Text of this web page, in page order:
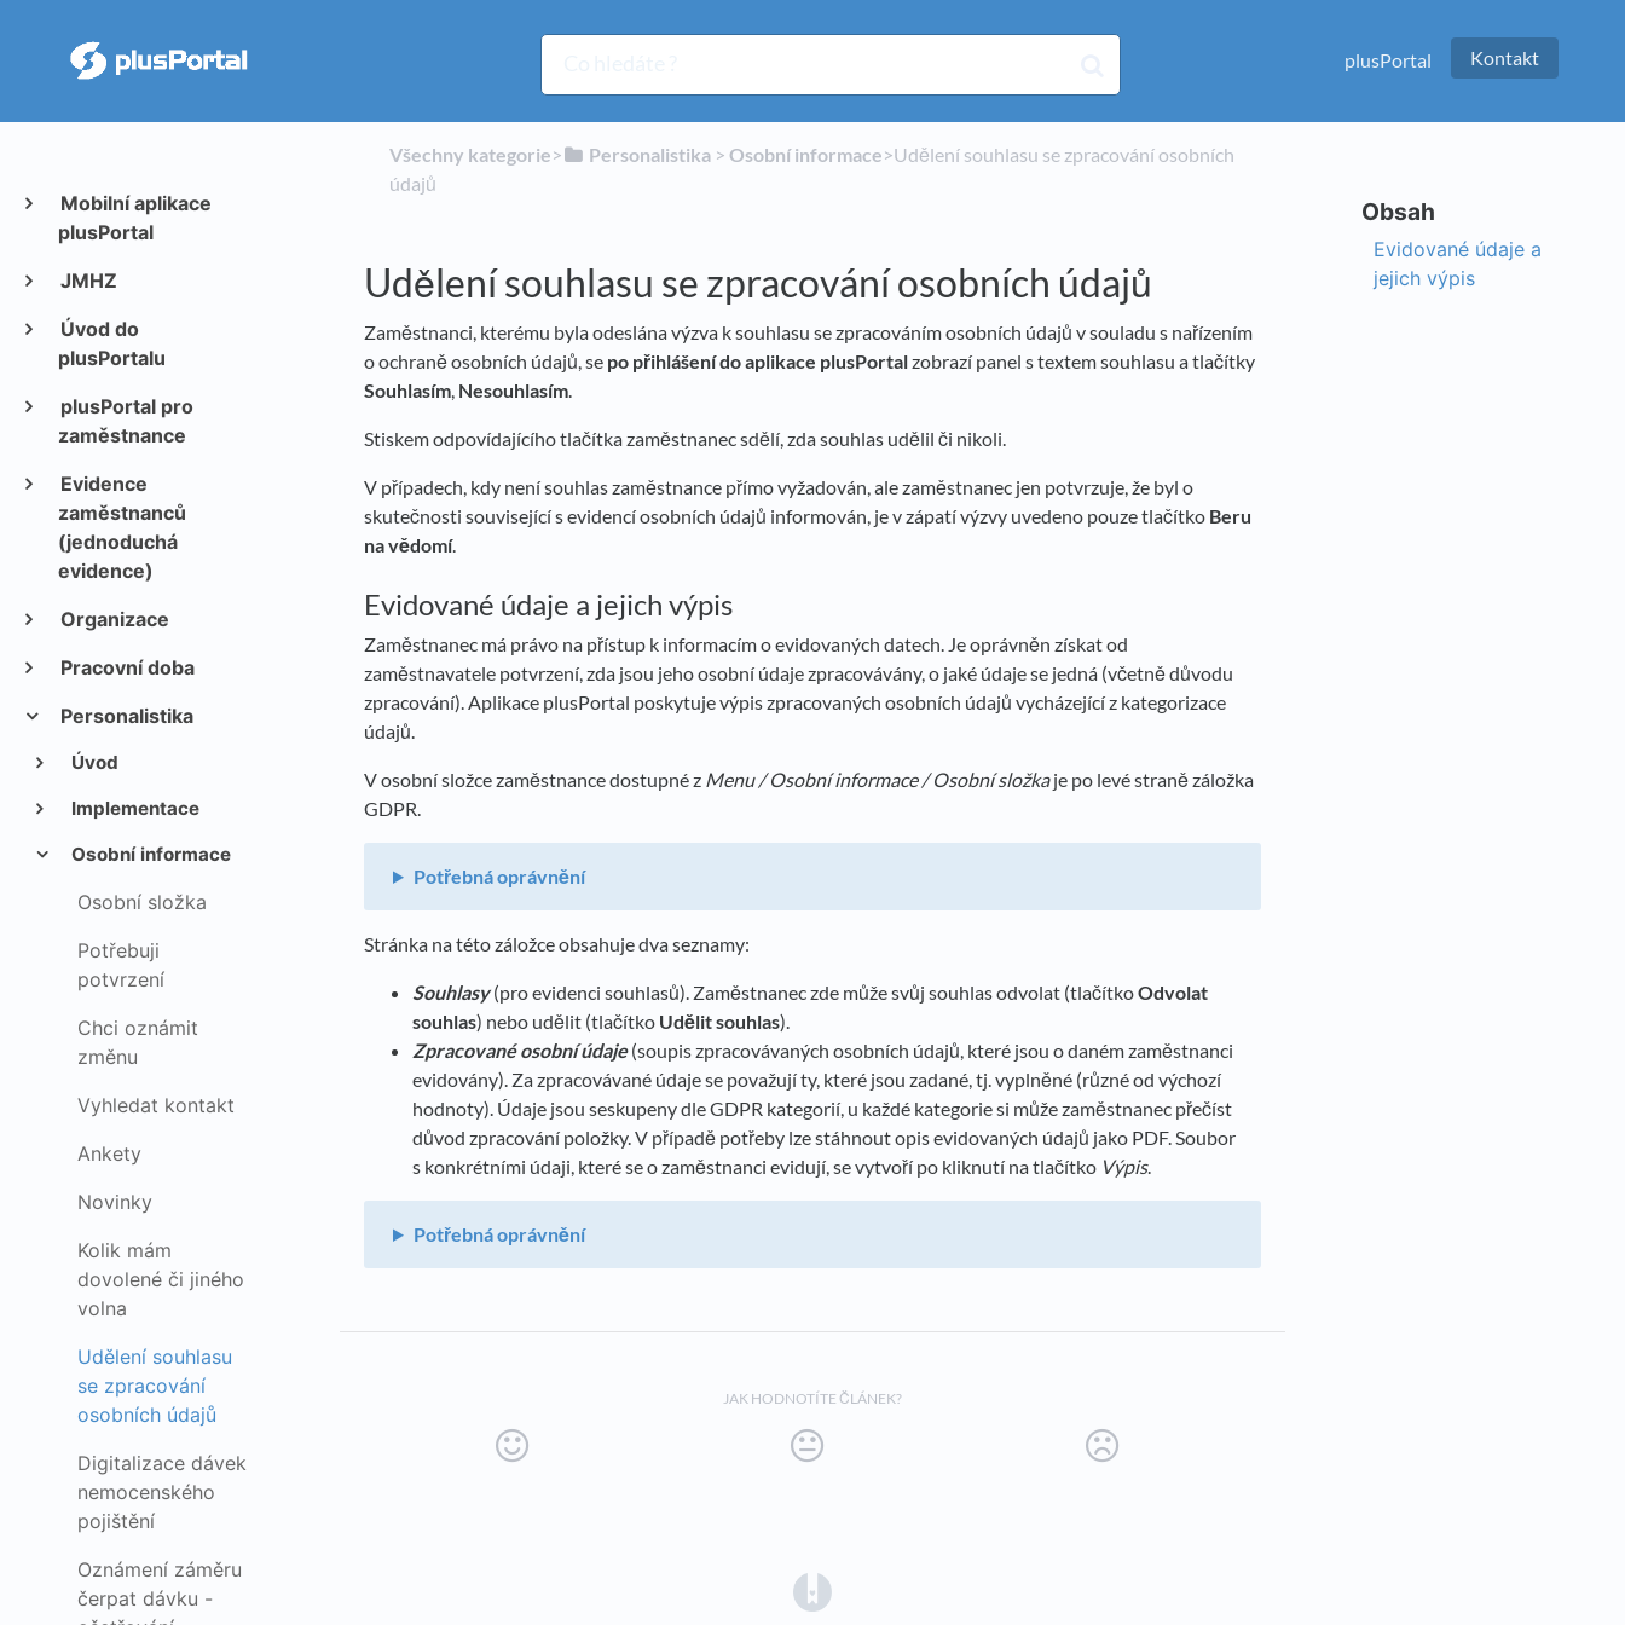
plusPortal Kontakt
Mobilní aplikace
plusPortal
JMHZ
Úvod do
plusPortalu
plusPortal pro
zaměstnance
Evidence
zaměstnanců
(jednoduchá
evidence)
Organizace
Pracovní doba
Personalistika
Úvod
Implementace
Osobní informace
Osobní složka
Potřebuji
potvrzení
Chci oznámit
změnu
Vyhledat kontakt
Ankety
Novinky
Kolik mám
dovolené či jiného
volna
Udělení souhlasu
se zpracování
osobních údajů
Digitalizace dávek
nemocenského
pojištění
Oznámení záměru
čerpat dávku -
Všechny kategorie​>​ ​Personalistika ​ > ​​Osobní informace​>​ Udělení souhlasu se zpracování osobních
údajů
Udělení souhlasu se zpracování osobních údajů
Zaměstnanci, kterému byla odeslána výzva k souhlasu se zpracováním osobních údajů v souladu s nařízením
o ochraně osobních údajů, se po přihlášení do aplikace plusPortalzobrazí panel s textem souhlasu a tlačítky
Souhlasím, Nesouhlasím.
Stiskem odpovídajícího tlačítka zaměstnanec sdělí, zda souhlas udělil či nikoli.
V případech, kdy není souhlas zaměstnance přímo vyžadován, ale zaměstnanec jen potvrzuje, že byl o
skutečnosti související s evidencí osobních údajů informován, je v zápatí výzvy uvedeno pouze tlačítko Beru
na vědomí.
Evidované údaje a jejich výpis
Zaměstnanec má právo na přístup k informacím o evidovaných datech. Je oprávněn získat od
zaměstnavatele potvrzení, zda jsou jeho osobní údaje zpracovávány, o jaké údaje se jedná (včetně důvodu
zpracování). Aplikace plusPortal poskytuje výpis zpracovaných osobních údajů vycházející z kategorizace
údajů.
V osobní složce zaměstnance dostupné z Menu / Osobní informace / Osobní složkaje po levé straně záložka
GDPR.
Potřebná oprávnění
Stránka na této záložce obsahuje dva seznamy:
Souhlasy(pro evidenci souhlasů). Zaměstnanec zde může svůj souhlas odvolat (tlačítkoOdvolat
souhlas) nebo udělit (tlačítko Udělit souhlas).
Zpracované osobní údaje(soupis zpracovávaných osobních údajů, které jsou o daném zaměstnanci
evidovány). Za zpracovávané údaje se považují ty, které jsou zadané, tj. vyplněné (různé od výchozí
hodnoty). Údaje jsou seskupeny dle GDPR kategorií, u každé kategorie si může zaměstnanec přečíst
důvod zpracování položky. V případě potřeby lze stáhnout opis evidovaných údajů jako PDF. Soubor
s konkrétními údaji, které se o zaměstnanci evidují, se vytvoří po kliknutí na tlačítko Výpis.
Potřebná oprávnění
JAK HODNOTÍTE ČLÁNEK?
Evidované údaje a
jejich výpis